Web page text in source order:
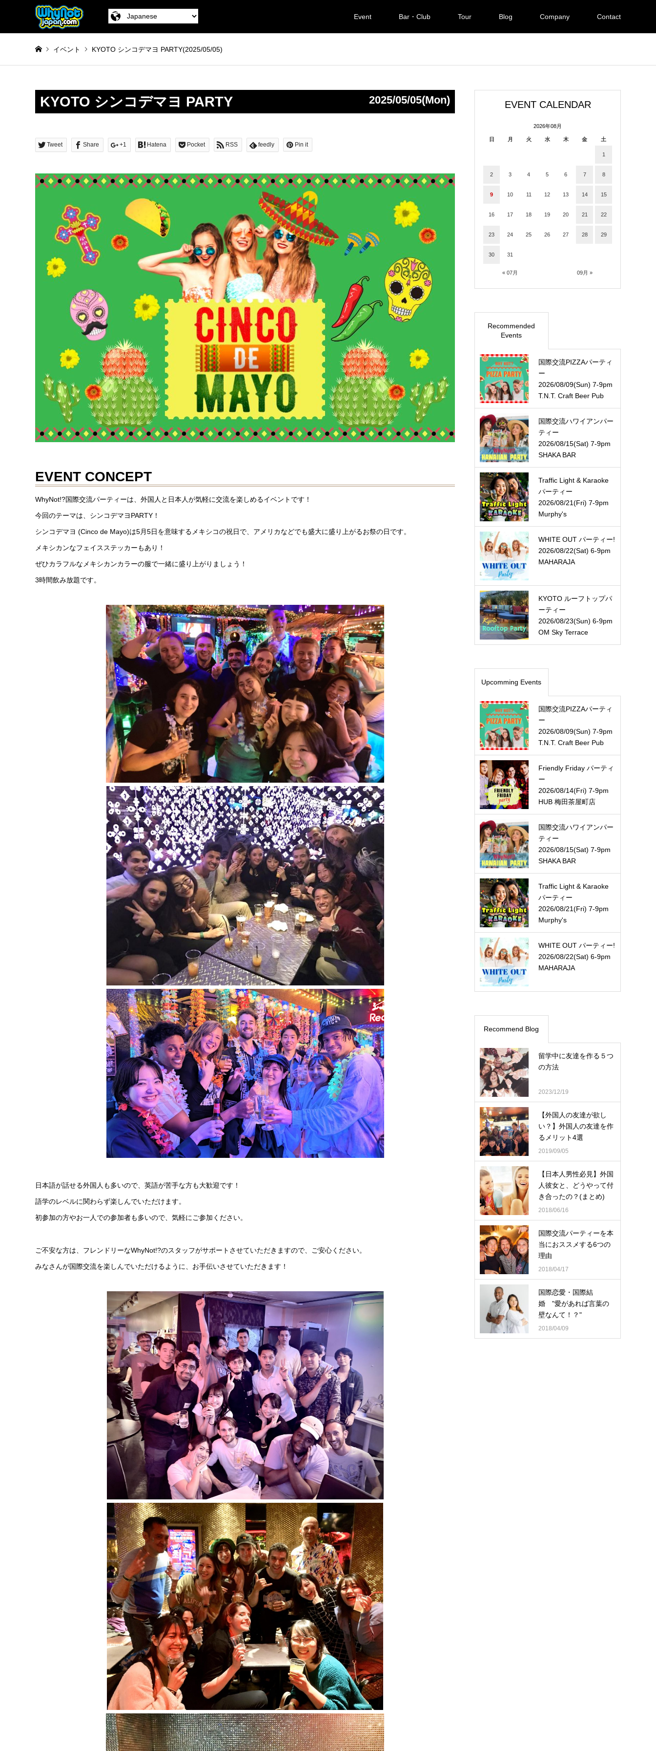
Event Bar・Club Tour Blog Company Contact
イベント KYOTO シンコデマヨ PARTY(2025/05/05)
KYOTO シンコデマヨ PARTY 2025/05/05(Mon)
Tweet Share +1 Hatena Pocket RSS feedly Pin it
EVENT CONCEPT
WhyNot!?国際交流パーティーは、外国人と日本人が気軽に交流を楽しめるイベントです！
今回のテーマは、シンコデマヨPARTY！
シンコデマヨ (Cinco de Mayo)は5月5日を意味するメキシコの祝日で、アメリカなどでも盛大に盛り上がるお祭の日です。
メキシカンなフェイスステッカーもあり！
ぜひカラフルなメキシカンカラーの服で一緒に盛り上がりましょう！
3時間飲み放題です。
日本語が話せる外国人も多いので、英語が苦手な方も大歓迎です！
語学のレベルに関わらず楽しんでいただけます。
初参加の方やお一人での参加者も多いので、気軽にご参加ください。
ご不安な方は、フレンドリーなWhyNot!?のスタッフがサポートさせていただきますので、ご安心ください。
みなさんが国際交流を楽しんでいただけるように、お手伝いさせていただきます！
EVENT CALENDAR
2026年08月
日 月 火 水 木 金 土
« 07月 09月 »
1
2 3 4 5 6 7 8
9 10 11 12 13 14 15
16 17 18 19 20 21 22
23 24 25 26 27 28 29
30 31
Recommended
Events
国際交流PIZZAパーティ
ー
2026/08/09(Sun) 7-9pm
T.N.T. Craft Beer Pub
国際交流ハワイアンパー
ティー
2026/08/15(Sat) 7-9pm
SHAKA BAR
Traffic Light & Karaoke
パーティー
2026/08/21(Fri) 7-9pm
Murphy's
WHITE OUT パーティー!
2026/08/22(Sat) 6-9pm
MAHARAJA
KYOTO ルーフトップパ
ーティー
2026/08/23(Sun) 6-9pm
OM Sky Terrace
Upcomming Events
国際交流PIZZAパーティ
ー
2026/08/09(Sun) 7-9pm
T.N.T. Craft Beer Pub
Friendly Friday パーティ
ー
2026/08/14(Fri) 7-9pm
HUB 梅田茶屋町店
国際交流ハワイアンパー
ティー
2026/08/15(Sat) 7-9pm
SHAKA BAR
Traffic Light & Karaoke
パーティー
2026/08/21(Fri) 7-9pm
Murphy's
WHITE OUT パーティー!
2026/08/22(Sat) 6-9pm
MAHARAJA
Recommend Blog
留学中に友達を作る５つ
の方法
2023/12/19
【外国人の友達が欲し
い？】外国人の友達を作
るメリット4選
2019/09/05
【日本人男性必見】外国
人彼女と、どうやって付
き合ったの？(まとめ)
2018/06/16
国際交流パーティーを本
当におススメする6つの
理由
2018/04/17
国際恋愛・国際結
婚 "愛があれば言葉の
壁なんて！？"
2018/04/09